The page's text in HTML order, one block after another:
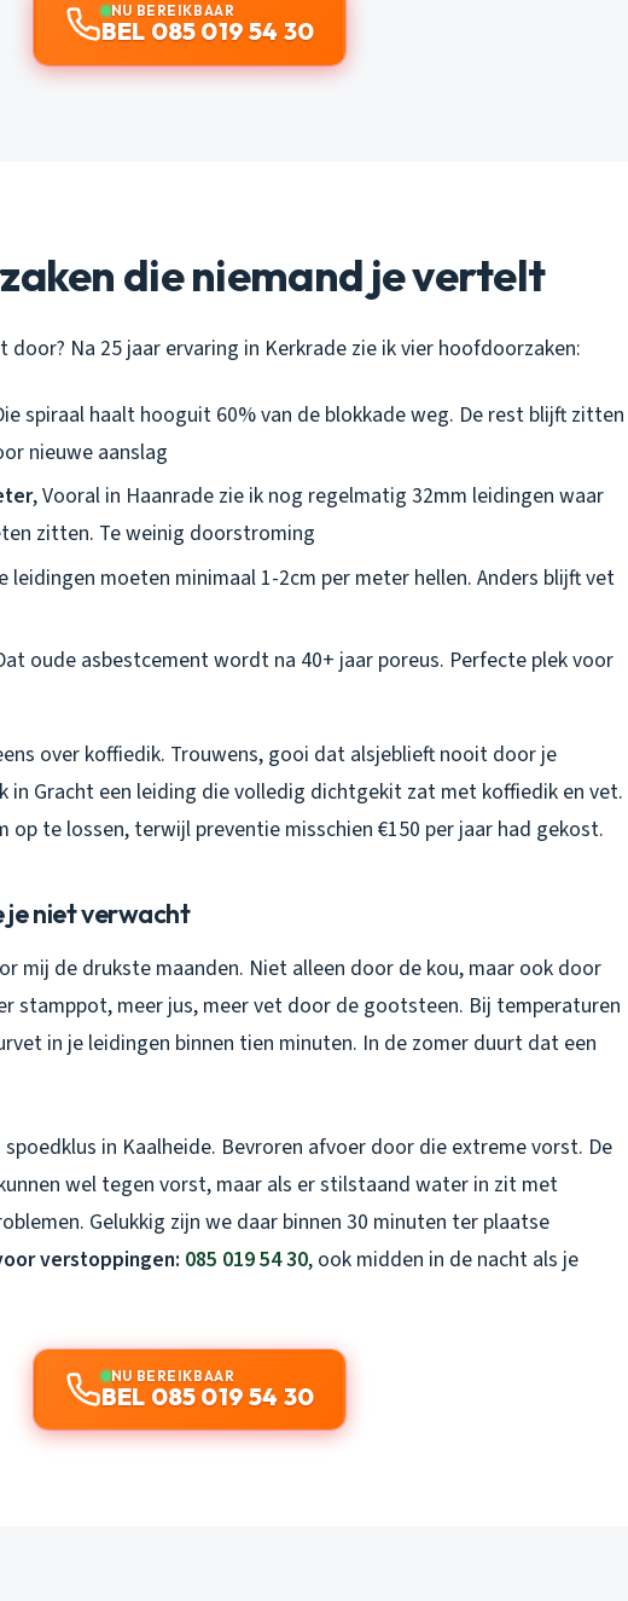
NU BEREIKBAAR
BEL 085 019 54 30
die niemand je vertelt
door? Na 25 jaar ervaring in Kerkrade zie ik vier hoofdoorzaken:
spiraal haalt hooguit 60% van de blokkade weg. De rest blijft zitten
nieuwe aanslag
, Vooral in Haanrade zie ik nog regelmatig 32mm leidingen waar
zitten. Te weinig doorstroming
leidingen moeten minimaal 1-2cm per meter hellen. Anders blijft vet
oude asbestcement wordt na 40+ jaar poreus. Perfecte plek voor
over koffiedik. Trouwens, gooi dat alsjeblieft nooit door je
in Gracht een leiding die volledig dichtgekit zat met koffiedik en vet.
op te lossen, terwijl preventie misschien €150 per jaar had gekost.
je niet verwacht
mij de drukste maanden. Niet alleen door de kou, maar ook door
stamppot, meer jus, meer vet door de gootsteen. Bij temperaturen
in je leidingen binnen tien minuten. In de zomer duurt dat een
in Kaalheide. Bevroren afvoer door die extreme vorst. De
wel tegen vorst, maar als er stilstaand water in zit met
Gelukkig zijn we daar binnen 30 minuten ter plaatse
verstoppingen: 085 019 54 30, ook midden in de nacht als je
NU BEREIKBAAR
BEL 085 019 54 30